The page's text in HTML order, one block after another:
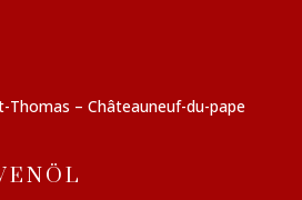
Thomas – Châteauneuf-du-pape